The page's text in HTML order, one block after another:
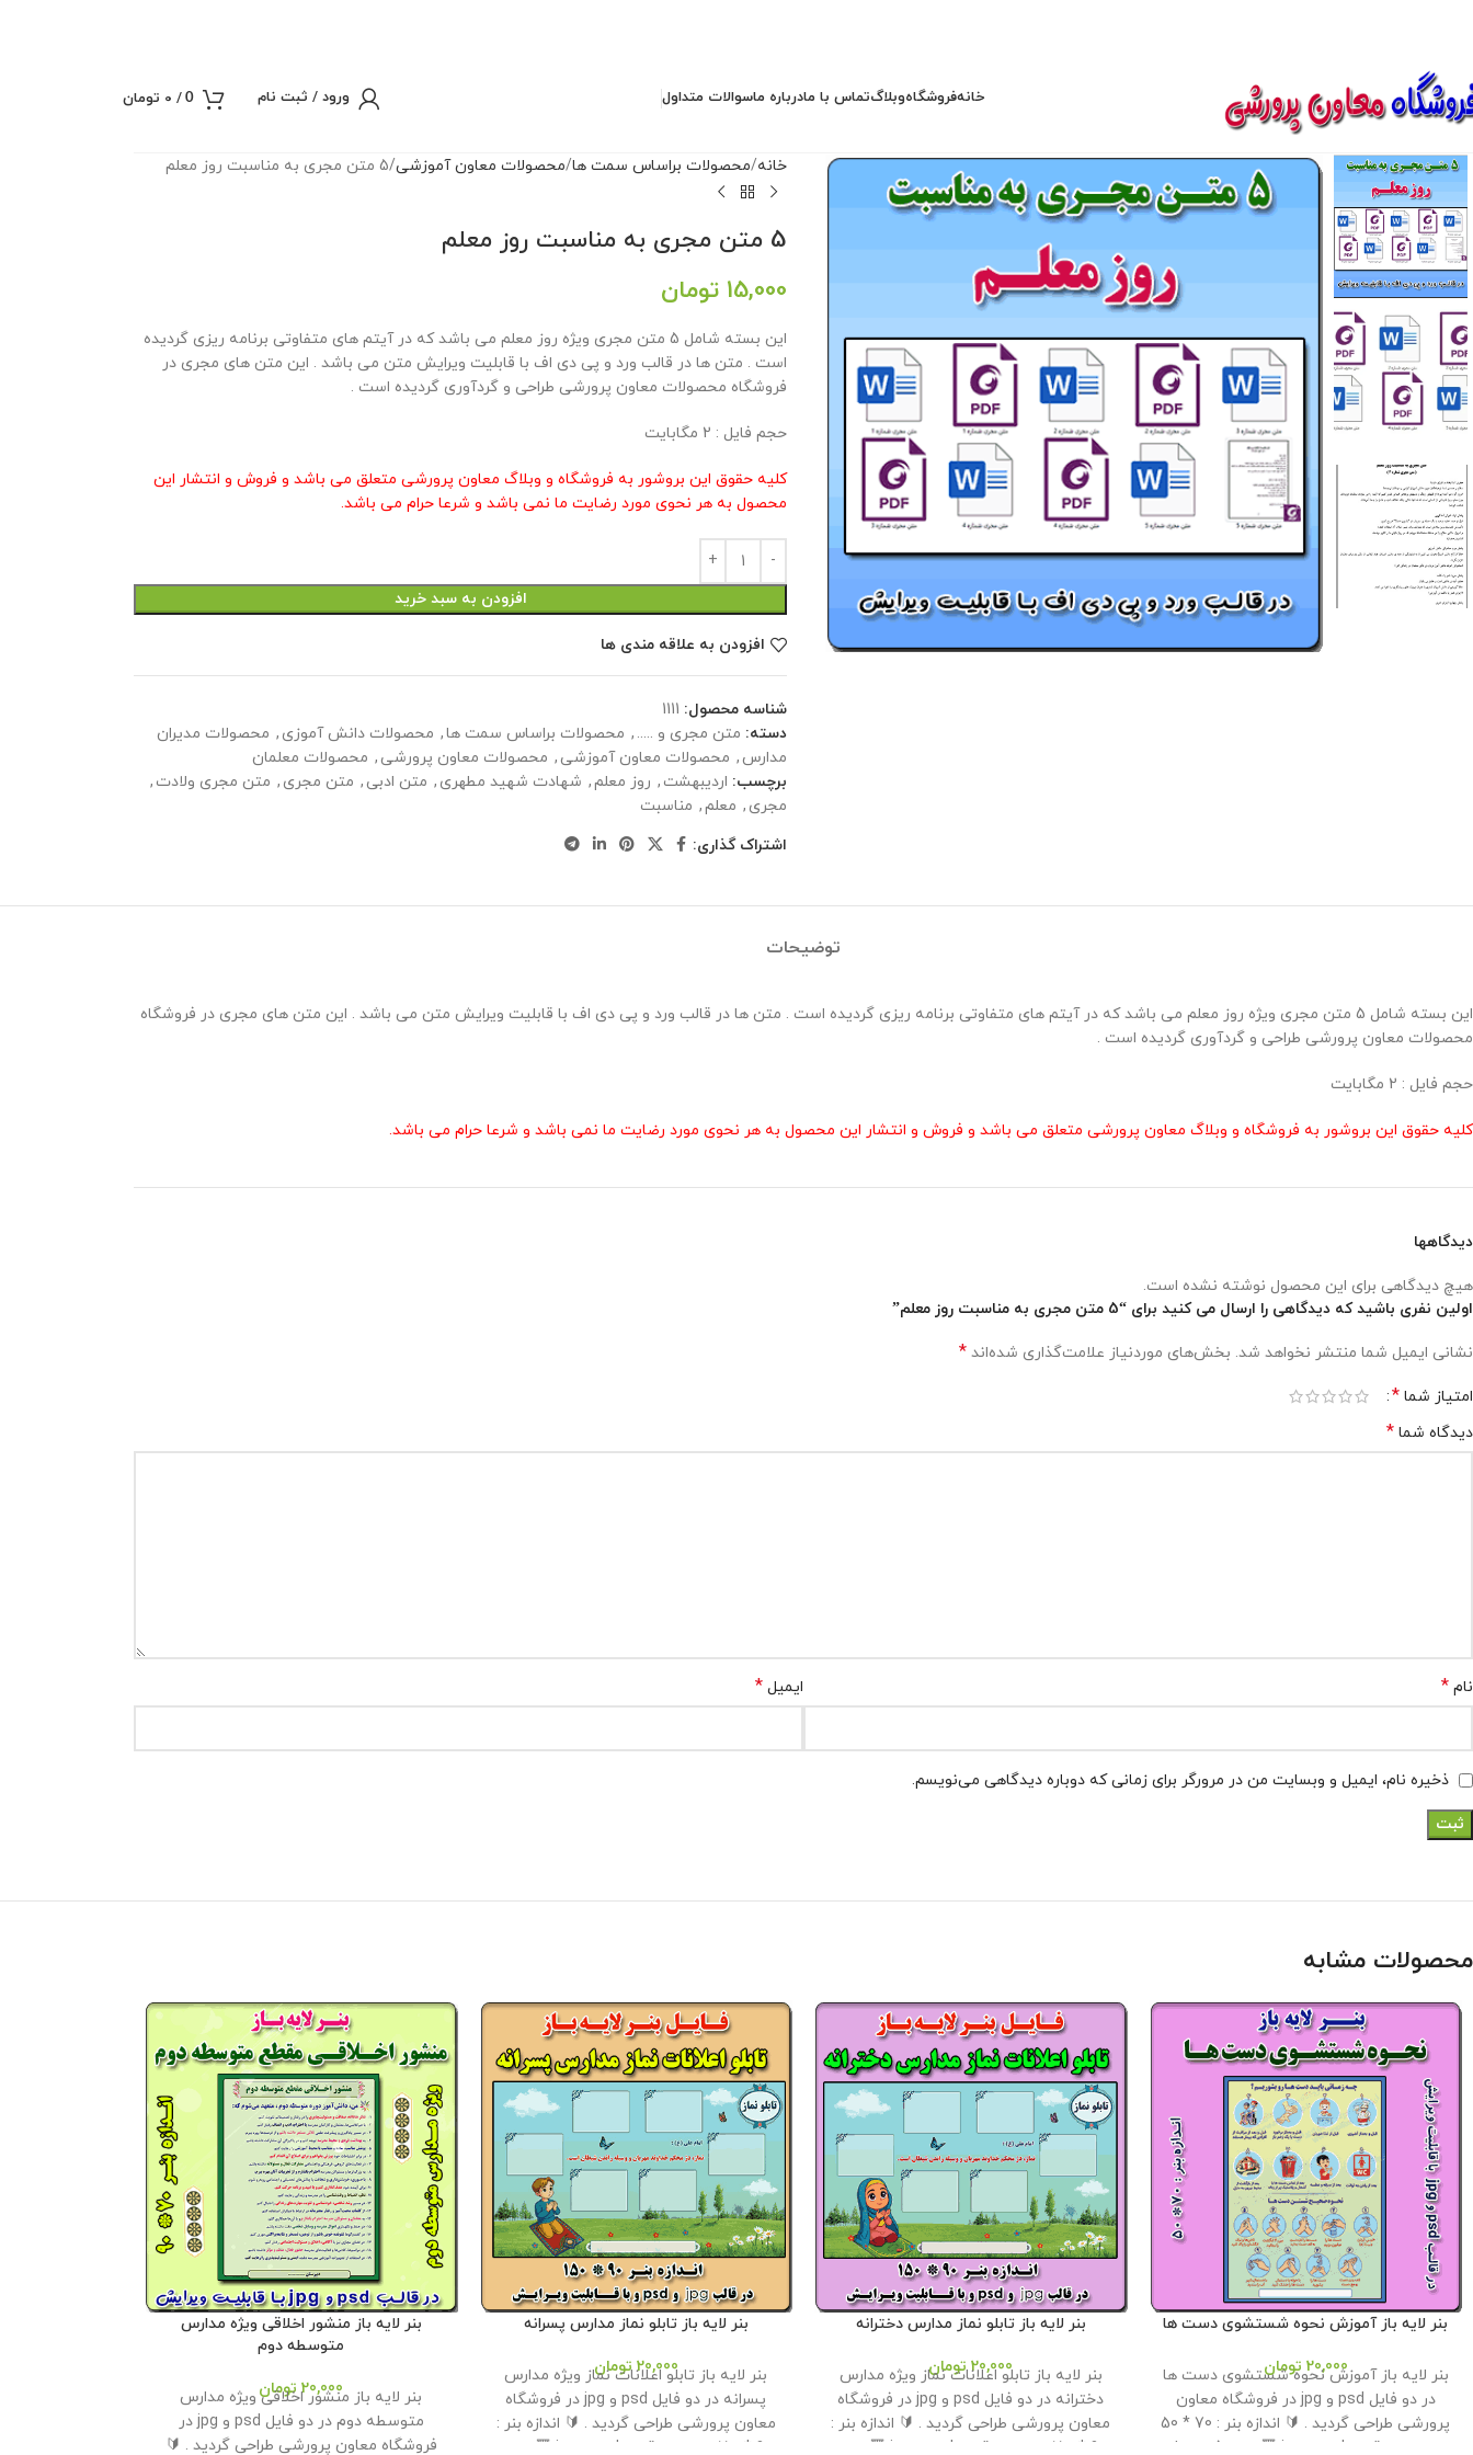
خانهفروشگاهوبلاگتماس با مادرباره ماسوالات متداول ورود / ثبت نام 0
/
0 تومان
خانه محصولات براساس سمت ها محصولات معاون آموزشی 5 متن مجری به مناسبت روز معلم
5 متن مجری به مناسبت روز معلم
15,000 تومان
این بسته شامل 5 متن مجری ویژه روز معلم می باشد که در آیتم های متفاوتی برنامه ریزی گردیده
است . متن ها در قالب ورد و پی دی اف با قابلیت ویرایش متن می باشد . این متن های مجری در
فروشگاه محصولات معاون پرورشی طراحی و گردآوری گردیده است .
حجم فایل : 2 مگابایت
کلیه حقوق این بروشور به فروشگاه و وبلاگ معاون پرورشی متعلق می باشد و فروش و انتشار این
محصول به هر نحوی مورد رضایت ما نمی باشد و شرعا حرام می باشد.
افزودن به سبد خرید
افزودن به علاقه مندی ها
شناسه محصول: 1111
دسته: متن مجری و ..... , محصولات براساس سمت ها, محصولات دانش آموزی , محصولات مدیران
مدارس , محصولات معاون آموزشی , محصولات معاون پرورشی , محصولات معلمان
برچسب: اردیبهشت , روز معلم, شهادت شهید مطهری , متن ادبی , متن مجری , متن مجری ولادت ,
مجری , معلم, مناسبت
اشتراک گذاری:
توضیحات
این بسته شامل 5 متن مجری ویژه روز معلم می باشد که در آیتم های متفاوتی برنامه ریزی گردیده است . متن ها در قالب ورد و پی دی اف با قابلیت ویرایش متن می باشد . این متن های مجری در فروشگاه
محصولات معاون پرورشی طراحی و گردآوری گردیده است .
حجم فایل : 2 مگابایت
کلیه حقوق این بروشور به فروشگاه و وبلاگ معاون پرورشی متعلق می باشد و فروش و انتشار این محصول به هر نحوی مورد رضایت ما نمی باشد و شرعا حرام می باشد.
دیدگاهها
هیچ دیدگاهی برای این محصول نوشته نشده است.
اولین نفری باشید که دیدگاهی را ارسال می کنید برای “5 متن مجری به مناسبت روز معلم”
نشانی ایمیل شما منتشر نخواهد شد. بخش‌های موردنیاز علامت‌گذاری شده‌اند *
امتیاز شما *
دیدگاه شما *
نام * ایمیل *
ذخیره نام، ایمیل و وبسایت من در مرورگر برای زمانی که دوباره دیدگاهی می‌نویسم.
محصولات مشابه
بنر لایه باز آموزش نحوه شستشوی دست ها
20,000 تومان
بنر لایه باز آموزش نحوه شستشوی دست ها
در دو فایل psd و jpg در فروشگاه معاون
پرورشی طراحی گردید . 🔰 اندازه بنر : 70 * 50
🔸 در دو قالب psd و jpg 🔻 حجم فایل : 8
بنر لایه باز تابلو نماز مدارس دخترانه
20,000 تومان
بنر لایه باز تابلو اعلانات نماز ویژه مدارس
دخترانه در دو فایل psd و jpg در فروشگاه
معاون پرورشی طراحی گردید . 🔰 اندازه بنر :
90 * 150 🔸 در دو قالب psd و jpg 🔻 حجم
بنر لایه باز تابلو نماز مدارس پسرانه
20,000 تومان
بنر لایه باز تابلو اعلانات نماز ویژه مدارس
پسرانه در دو فایل psd و jpg در فروشگاه
معاون پرورشی طراحی گردید . 🔰 اندازه بنر :
90 * 150 🔸 در دو قالب psd و jpg 🔻 حجم
بنر لایه باز منشور اخلاقی ویژه مدارس
متوسطه دوم
20,000 تومان
بنر لایه باز منشور اخلاقی ویژه مدارس
متوسطه دوم در دو فایل psd و jpg در
فروشگاه معاون پرورشی طراحی گردید . 🔰